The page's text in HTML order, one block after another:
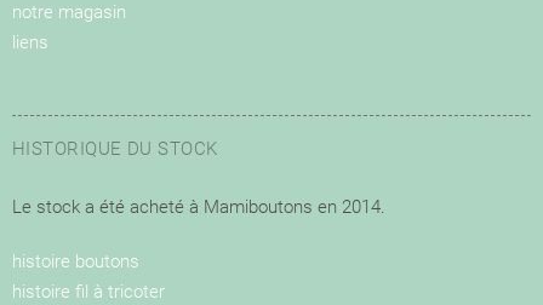
notre magasin
liens
HISTORIQUE DU STOCK
Le stock a été acheté à Mamiboutons en 2014.
histoire boutons
histoire fil à tricoter